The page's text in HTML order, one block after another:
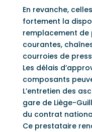
En revanche,
fortement la
remplacement de
courantes,
courroies de
Les délais
composants
L’entretien des
gare de Liège-
du contrat
Ce prestataire